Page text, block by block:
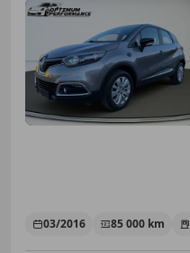
03/2016 85 000 km